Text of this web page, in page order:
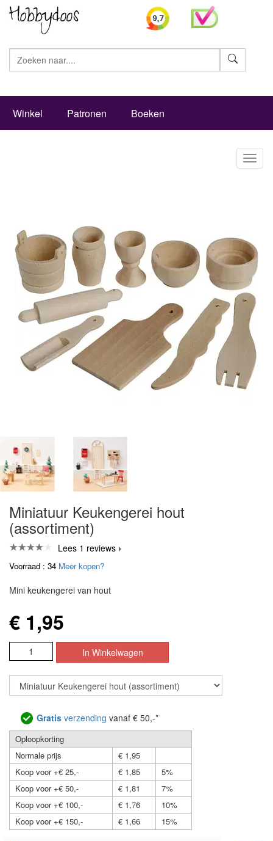
Winkel Patronen Boeken
Miniatuur Keukengerei hout
(assortiment)
Lees 1 reviews
Voorraad : 34 Meer kopen?
Mini keukengerei van hout
€ 1,95
Gratis verzending vanaf € 50,-*
Oploopkorting
Normale prijs
€ 1,95
Koop voor +€ 25,-
€ 1,85
5%
Koop voor +€ 50,-
€ 1,81
7%
Koop voor +€ 100,-
€ 1,76
10%
Koop voor +€ 150,-
€ 1,66 15%